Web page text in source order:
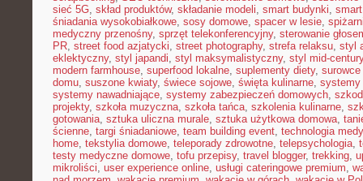
sieć 5G, skład produktów, składanie modeli, smart budynki,
śniadania wysokobiałkowe, sosy domowe, spacer w lesie,
medyczny przenośny, sprzęt telekonferencyjny, sterowanie
PR, street food azjatycki, street photography, strefa relaksu, styl
eklektyczny, styl japandi, styl maksymalistyczny, styl mid-century
modern farmhouse, superfood lokalne, suplementy diety,
domu, suszone kwiaty, świece sojowe, święta kulinarne, systemy
systemy nawadniające, systemy zabezpieczeń domowych,
projekty, szkoła muzyczna, szkoła tańca, szkolenia kulinarne,
gotowania, sztuka uliczna murale, sztuka użytkowa domowa,
ścienne, targi śniadaniowe, team building event, technologia
home, tekstylia domowe, teleporady zdrowotne, telepsychologia,
testy medyczne domowe, tofu przepisy, travel blogger, trekking,
mikroliści, user experience online, usługi cateringowe premium,